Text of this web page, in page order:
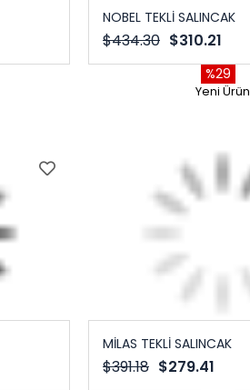
NOBEL TEKLİ SALINCAK
$310.21
$434.30
%29
Yeni Ürün
MİLAS TEKLİ SALINCAK
$279.41
$391.18